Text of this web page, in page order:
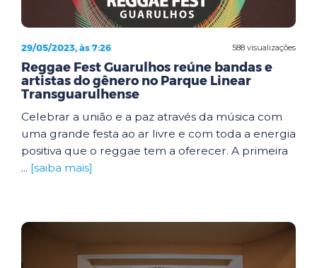
588 visualizações
29/05/2023, às 7:26
Reggae Fest Guarulhos reúne bandas e
artistas do gênero no Parque Linear
Transguarulhense
Celebrar a união e a paz através da música com
uma grande festa ao ar livre e com toda a energia
positiva que o reggae tem a oferecer. A primeira
... [saiba mais]